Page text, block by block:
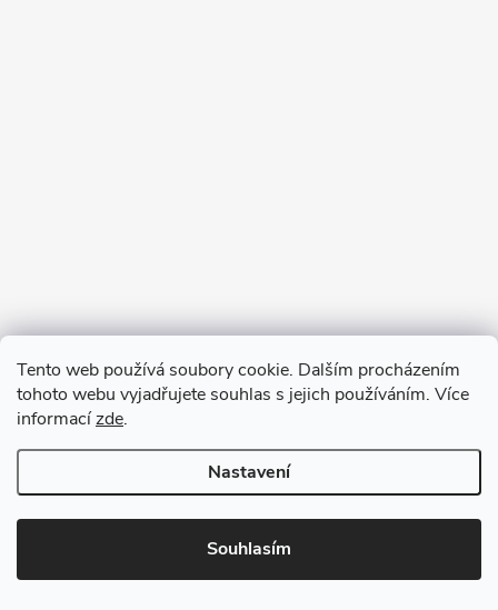
Tento web používá soubory cookie. Dalším procházením
tohoto webu vyjadřujete souhlas s jejich používáním. Více
informacízde.
Nastavení
Souhlasím
Copyright 2026VV DESIGN. Všechna práva vyhrazena.Upravit
nastavení cookies